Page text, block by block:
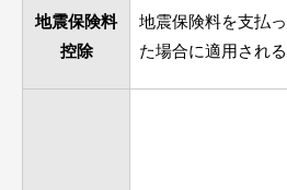
地震保険料
控除
地震保険料を支払っ
た場合に適用される